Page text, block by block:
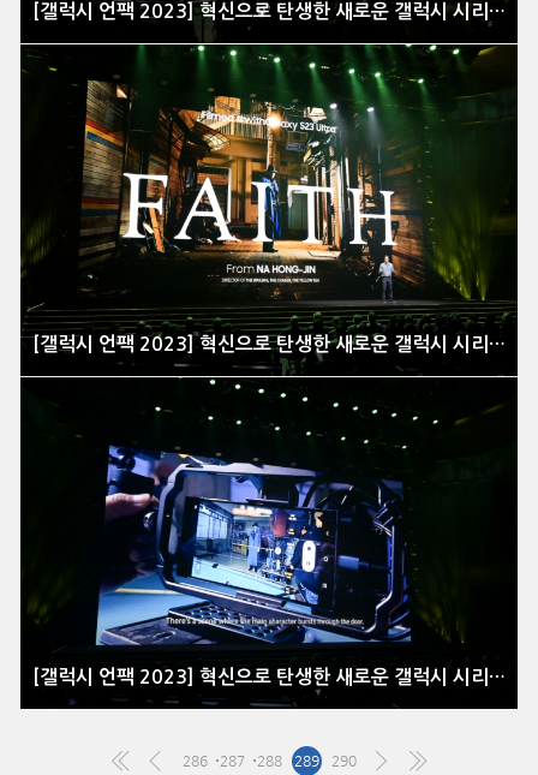
[갤럭시 언팩 2023] 혁신으로 탄생한 새로운 갤럭시 시리즈 공개 현장을 가다
[갤럭시 언팩 2023] 혁신으로 탄생한 새로운 갤럭시 시리즈 공개 현장을 가다
[갤럭시 언팩 2023] 혁신으로 탄생한 새로운 갤럭시 시리즈 공개 현장을 가다
286 287 288 289 290